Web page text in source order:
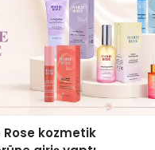
Rose kozmetik